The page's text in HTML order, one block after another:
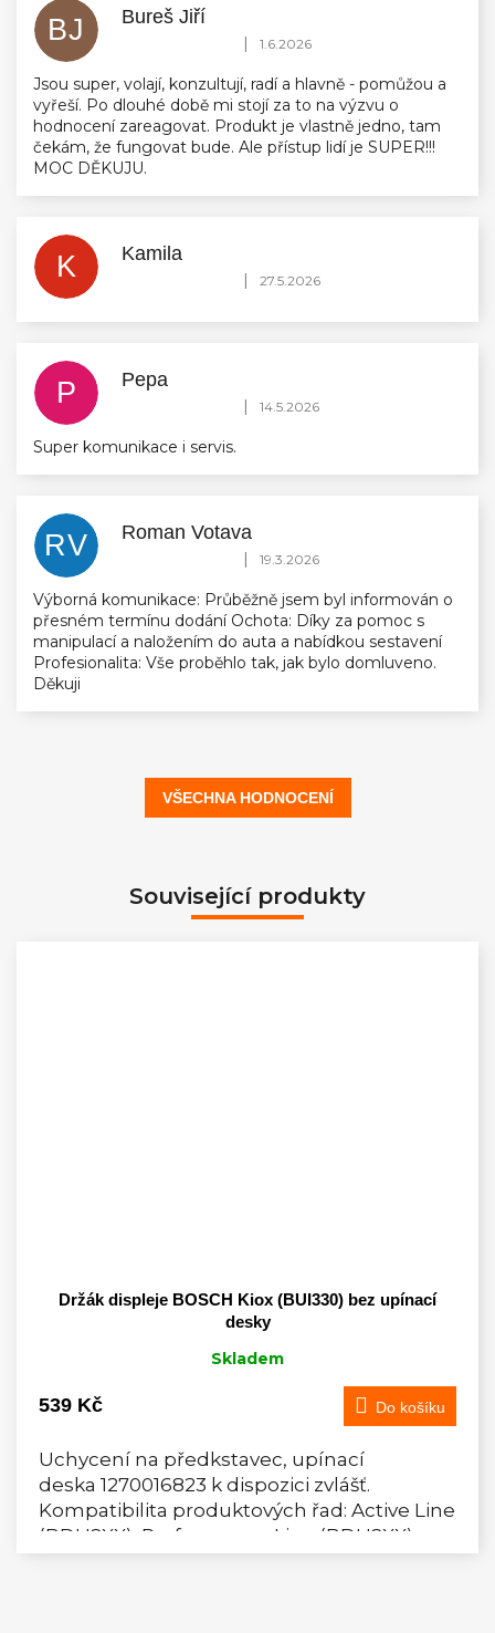
BJ Bureš Jiří
Hodnocení obchodu je 5 z 5 hvězdiček.
| 1.6.2026
Jsou super, volají, konzultují, radí a hlavně - pomůžou a
vyřeší. Po dlouhé době mi stojí za to na výzvu o
hodnocení zareagovat. Produkt je vlastně jedno, tam
čekám, že fungovat bude. Ale přístup lidí je SUPER!!!
MOC DĚKUJU.
K Kamila
Hodnocení obchodu je 5 z 5 hvězdiček.
| 27.5.2026
P Pepa
Hodnocení obchodu je 5 z 5 hvězdiček.
| 14.5.2026
Super komunikace i servis.
RV Roman Votava
Hodnocení obchodu je 5 z 5 hvězdiček.
| 19.3.2026
Výborná komunikace: Průběžně jsem byl informován o
přesném termínu dodání Ochota: Díky za pomoc s
manipulací a naložením do auta a nabídkou sestavení
Profesionalita: Vše proběhlo tak, jak bylo domluveno.
Děkuji
VŠECHNA HODNOCENÍ
Související produkty
Držák displeje BOSCH Kiox (BUI330) bez upínací
desky
Skladem
539 Kč Do košíku
Uchycení na předkstavec, upínací
deska 1270016823 k dispozici zvlášť.
Kompatibilita produktových řad: Active Line
(BDU2XX), Performance Line (BDU2XX),
Performance...